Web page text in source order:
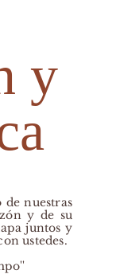
y
de nuestras
y de su
juntos y
ustedes.